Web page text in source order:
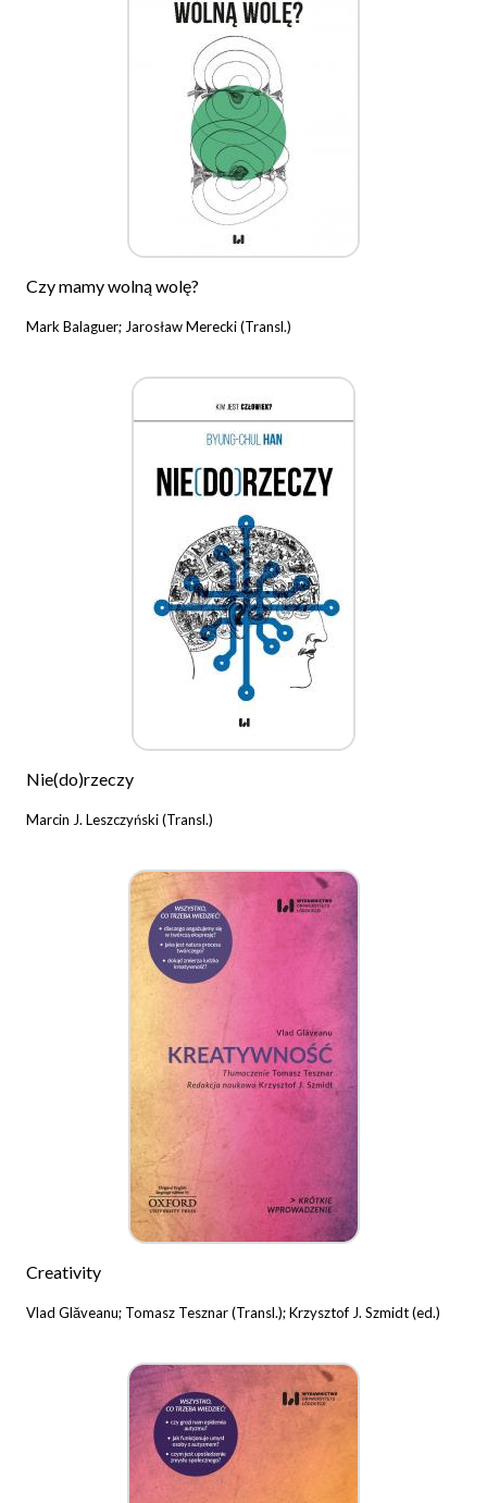
Czy mamy wolną wolę?
Mark Balaguer; Jarosław Merecki (Transl.)
Nie(do)rzeczy
Marcin J. Leszczyński (Transl.)
Creativity
Vlad Glăveanu; Tomasz Tesznar (Transl.); Krzysztof J. Szmidt (ed.)